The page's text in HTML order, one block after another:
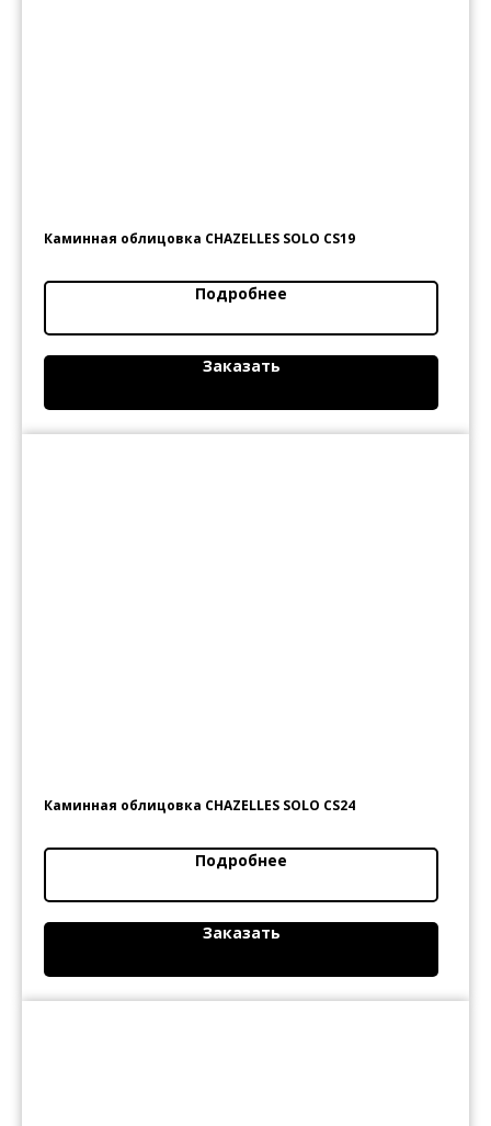
Каминная облицовка CHAZELLES SOLO СS19
Подробнее
Заказать
Каминная облицовка CHAZELLES SOLO СS24
Подробнее
Заказать